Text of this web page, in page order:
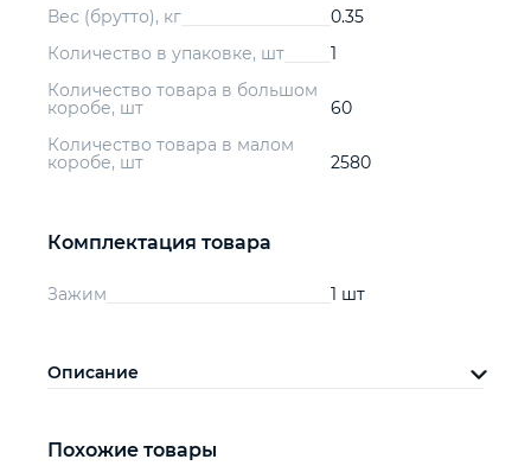
Вес (брутто), кг
0.35
Количество в упаковке, шт
1
Количество товара в большом
коробе, шт
60
Количество товара в малом
коробе, шт
2580
Комплектация товара
Зажим 1 шт
Описание
Похожие товары